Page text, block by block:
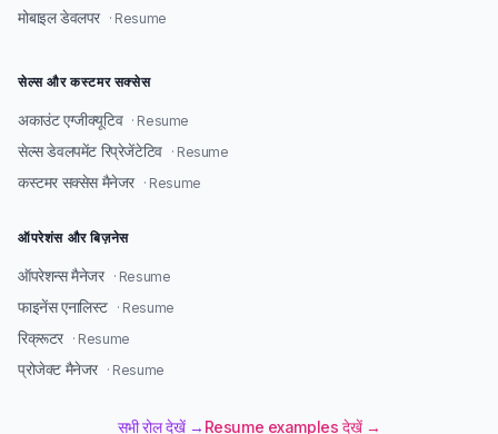
मोबाइल डेवलपर · Resume
सेल्स और कस्टमर सक्सेस
अकाउंट एग्जीक्यूटिव · Resume
सेल्स डेवलपमेंट रिप्रेजेंटेटिव · Resume
कस्टमर सक्सेस मैनेजर · Resume
ऑपरेशंस और बिज़नेस
ऑपरेशन्स मैनेजर · Resume
फाइनेंस एनालिस्ट · Resume
रिक्रूटर · Resume
प्रोजेक्ट मैनेजर · Resume
सभी रोल देखें → Resume examples देखें →